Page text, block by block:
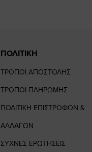
ΠΟΛΙΤΙΚΗ
ΤΡΟΠΟΙ ΑΠΟΣΤΟΛΗΣ
ΤΡΟΠΟΙ ΠΛΗΡΩΜΗΣ
ΠΟΛΙΤΙΚΗ ΕΠΙΣΤΡΟΦΩΝ &
ΑΛΛΑΓΩΝ
ΣΥΧΝΕΣ ΕΡΩΤΗΣΕΙΣ